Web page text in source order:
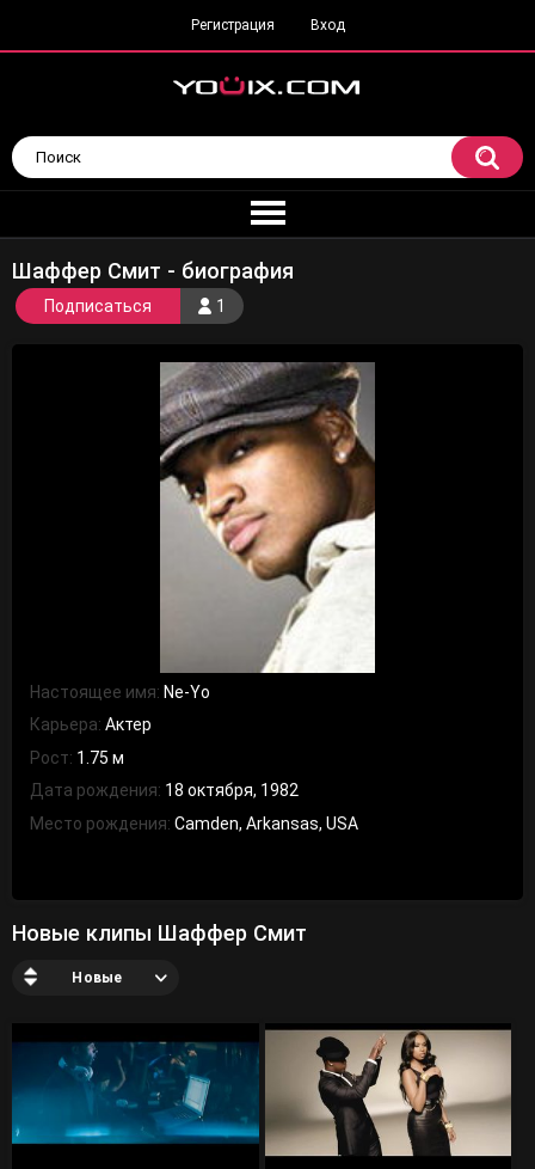
Регистрация Вход
Шаффер Смит - биография
1
Подписаться
Настоящее имя: Ne-Yo
Карьера:Актер
Рост: 1.75 м
Дата рождения: 18 октября, 1982
Место рождения:Camden, Arkansas, USA
Новые клипы Шаффер Смит
Новые